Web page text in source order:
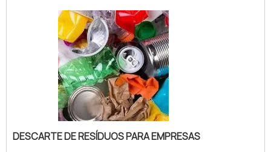
ferro, quando o navio estiver parado. O uso
da boia também serve para marcar áreas em
competições náuticas e ainda áreas
proibidas para diversas situações, como
pesca.Especificações presentes no
materialO arinque é a.
DESCARTE DE RESÍDUOS PARA EMPRESAS